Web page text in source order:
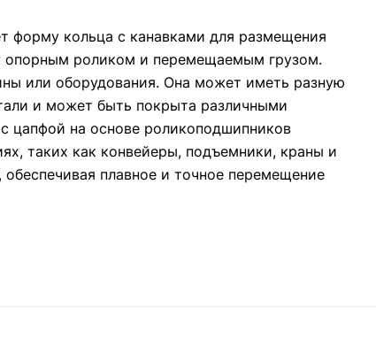
форму кольца с канавками для размещения
опорным роликом и перемещаемым грузом.
или оборудования. Она может иметь разную
и может быть покрыта различными
цапфой на основе роликоподшипников
таких как конвейеры, подъемники, краны и
плавное и точное перемещение